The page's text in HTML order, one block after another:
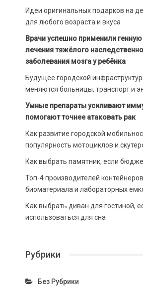
Идеи оригинальных подарков на
для любого возраста и вкуса
Врачи успешно применили
лечения тяжёлого
заболевания мозга у ребёнка
Будущее городской
меняются больницы, транспорт и
Умные препараты усиливают
помогают точнее атаковать рак
Как развитие городской
популярность мотоциклов и
Как выбрать памятник, если
Топ-4 производителей
биоматериала и лабораторных
Как выбрать диван для гостиной,
использоваться для сна
Рубрики
Без Рубрики